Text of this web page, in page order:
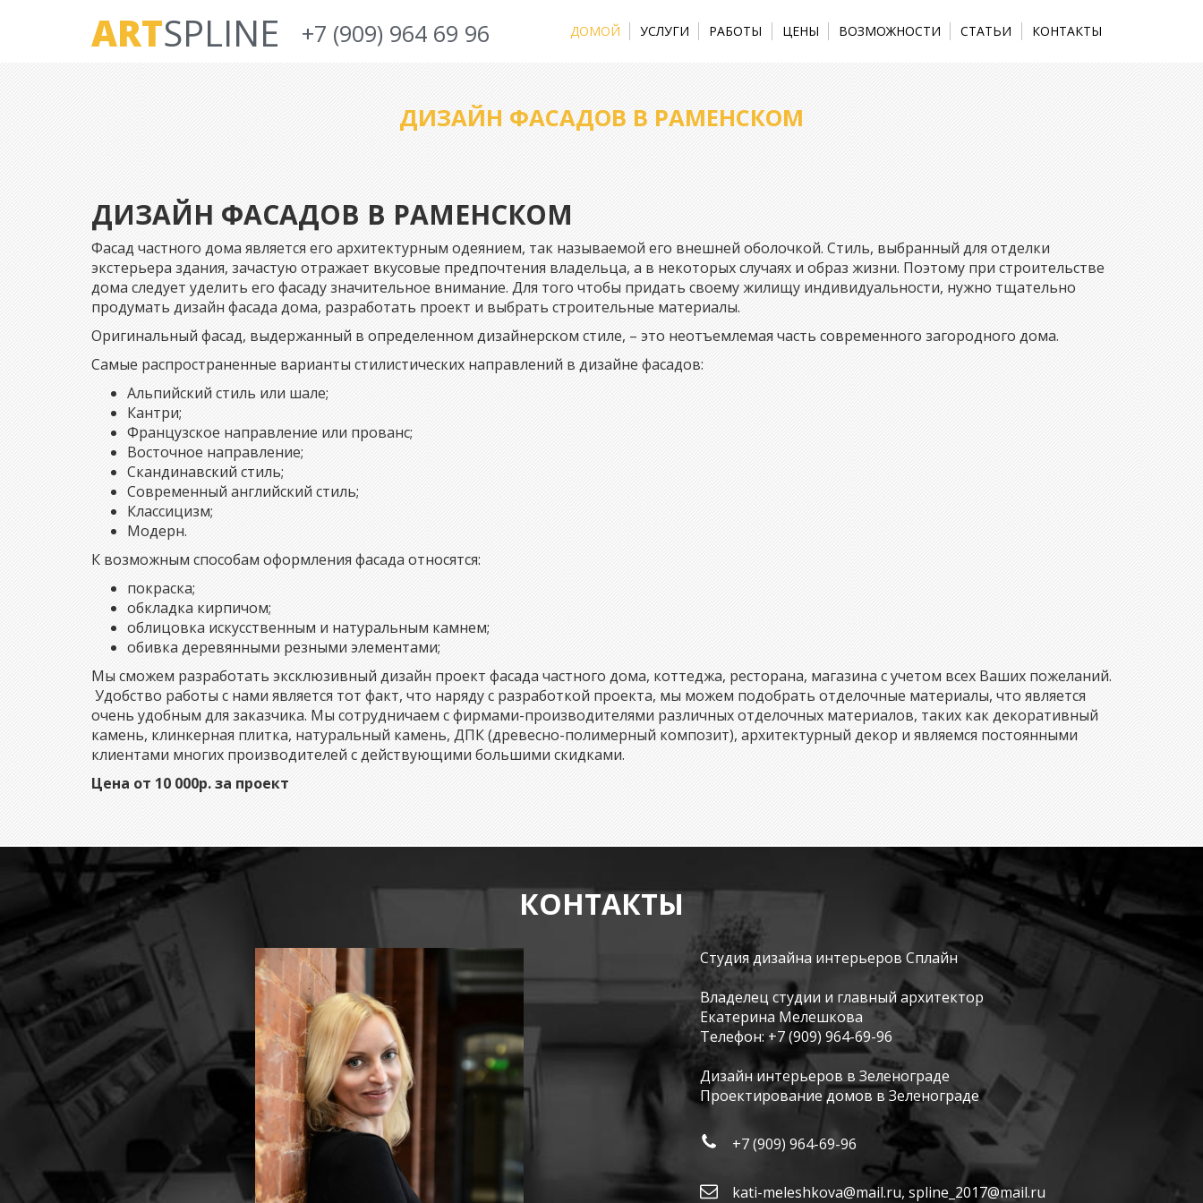
ARTSPLINE +7 (909) 964 69 96 ДОМОЙ УСЛУГИ РАБОТЫ ЦЕНЫ ВОЗМОЖНОСТИ СТАТЬИ КОНТАКТЫ
ДИЗАЙН ФАСАДОВ В РАМЕНСКОМ
ДИЗАЙН ФАСАДОВ В РАМЕНСКОМ
Фасад частного дома является его архитектурным одеянием, так называемой его внешней оболочкой. Cтиль, выбранный для отделки
экстерьера здания, зачастую отражает вкусовые предпочтения владельца, а в некоторых случаях и образ жизни. Поэтому при строительстве
дома следует уделить его фасаду значительное внимание. Для того чтобы придать своему жилищу индивидуальности, нужно тщательно
продумать дизайн фасада дома, разработать проект и выбрать строительные материалы.
Оригинальный фасад, выдержанный в определенном дизайнерском стиле, – это неотъемлемая часть современного загородного дома.
Самые распространенные варианты стилистических направлений в дизайне фасадов:
Альпийский стиль или шале;
Кантри;
Французское направление или прованс;
Восточное направление;
Скандинавский стиль;
Современный английский стиль;
Классицизм;
Модерн.
К возможным способам оформления фасада относятся:
покраска;
обкладка кирпичом;
облицовка искусственным и натуральным камнем;
обивка деревянными резными элементами;
Мы сможем разработать эксклюзивный дизайн проект фасада частного дома, коттеджа, ресторана, магазина с учетом всех Ваших пожеланий.
Удобство работы с нами является тот факт, что наряду с разработкой проекта, мы можем подобрать отделочные материалы, что является
очень удобным для заказчика. Мы сотрудничаем с фирмами-производителями различных отделочных материалов, таких как декоративный
камень, клинкерная плитка, натуральный камень, ДПК (древесно-полимерный композит), архитектурный декор и являемся постоянными
клиентами многих производителей с действующими большими скидками.
Цена от 10 000р. за проект
КОНТАКТЫ
Студия дизайна интерьеров Сплайн
Владелец студии и главный архитектор
Екатерина Мелешкова
Телефон:+7 (909) 964-69-96
Дизайн интерьеров в Зеленограде
Проектирование домов в Зеленограде
+7 (909) 964-69-96
kati-meleshkova@mail.ru, spline_2017@mail.ru